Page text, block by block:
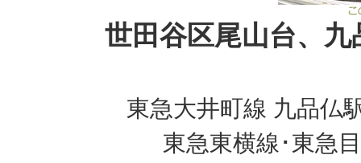
世田谷区尾山台、
東急大井町線 九品仏
東急東横線･東急